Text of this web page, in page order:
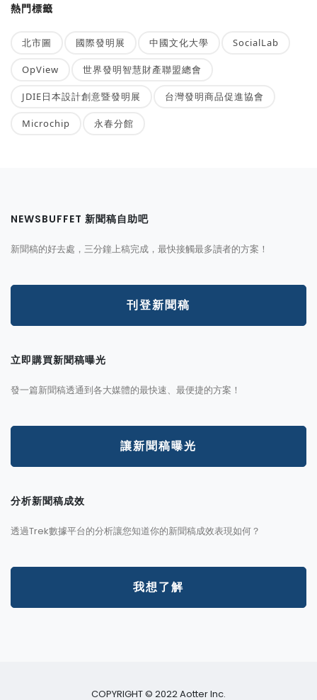
熱門標籤
北市圖 國際發明展 中國文化大學 SocialLab
OpView 世界發明智慧財產聯盟總會
JDIE日本設計創意暨發明展 台灣發明商品促進協會
Microchip 永春分館
NEWSBUFFET 新聞稿自助吧
新聞稿的好去處，三分鐘上稿完成，最快接觸最多讀者的方案！
刊登新聞稿
立即購買新聞稿曝光
發一篇新聞稿透通到各大媒體的最快速、最便捷的方案！
讓新聞稿曝光
分析新聞稿成效
透過Trek數據平台的分析讓您知道你的新聞稿成效表現如何？
我想了解
COPYRIGHT © 2022 Aotter Inc.